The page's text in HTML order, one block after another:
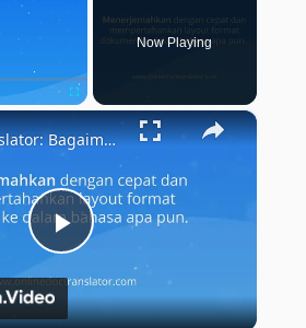
Fullscreen
Now Playing
×
Play
Video
Doc Translator: Bagaimana cara menggunakan penerjemah dokumen?